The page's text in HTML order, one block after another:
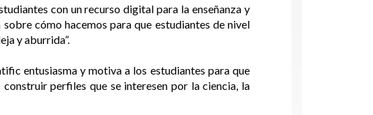
con un recurso digital para la enseñanza y
cómo hacemos para que estudiantes de nivel
y aburrida”.
entusiasma y motiva a los estudiantes para que
perfiles que se interesen por la ciencia, la